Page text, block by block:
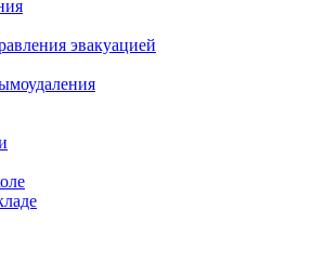
эвакуацией